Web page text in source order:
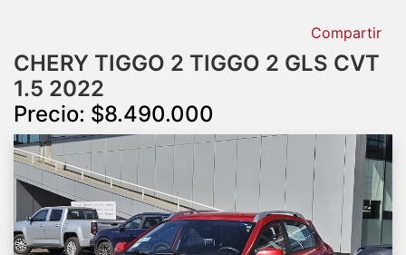
Compartir
CHERY TIGGO 2 TIGGO 2 GLS CVT
1.5 2022
Precio: $8.490.000